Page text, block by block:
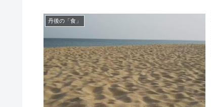
丹後の「食」